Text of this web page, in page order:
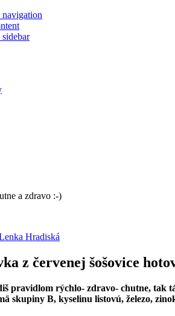
a zdravo :-)
Hradiská
z červenej šošovice
pravidlom rýchlo- zdravo- chutne, tak
skupiny B, kyselinu listovú, železo,